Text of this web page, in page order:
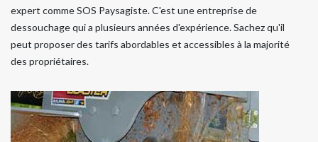
expert comme SOS Paysagiste. C'est une entreprise de
dessouchage qui a plusieurs années d'expérience. Sachez qu'il
peut proposer des tarifs abordables et accessibles à la majorité
des propriétaires.